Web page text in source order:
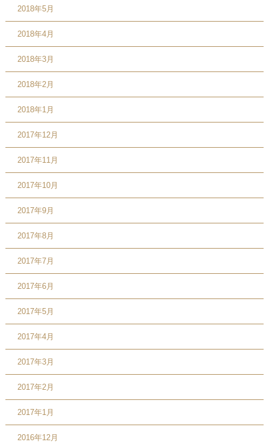
2018年5月
2018年4月
2018年3月
2018年2月
2018年1月
2017年12月
2017年11月
2017年10月
2017年9月
2017年8月
2017年7月
2017年6月
2017年5月
2017年4月
2017年3月
2017年2月
2017年1月
2016年12月